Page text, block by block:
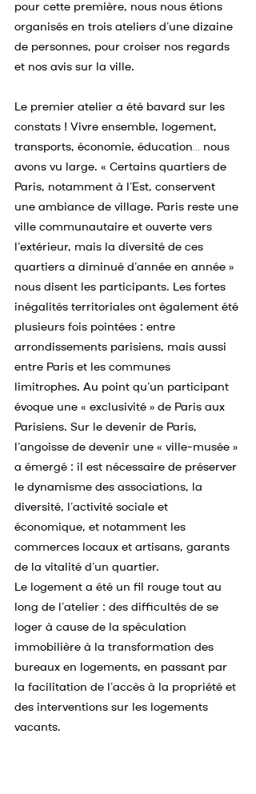
pour cette première, nous nous étions
organisés en trois ateliers d’une dizaine
de personnes, pour croiser nos regards
et nos avis sur la ville.
Le premier atelier a été bavard sur les
constats ! Vivre ensemble, logement,
transports, économie, éducation… nous
avons vu large. « Certains quartiers de
Paris, notamment à l’Est, conservent
une ambiance de village. Paris reste une
ville communautaire et ouverte vers
l’extérieur, mais la diversité de ces
quartiers a diminué d’année en année »
nous disent les participants. Les fortes
inégalités territoriales ont également été
plusieurs fois pointées : entre
arrondissements parisiens, mais aussi
entre Paris et les communes
limitrophes. Au point qu’un participant
évoque une « exclusivité » de Paris aux
Parisiens. Sur le devenir de Paris,
l’angoisse de devenir une « ville-musée »
a émergé : il est nécessaire de préserver
le dynamisme des associations, la
diversité, l’activité sociale et
économique, et notamment les
commerces locaux et artisans, garants
de la vitalité d’un quartier.
Le logement a été un fil rouge tout au
long de l’atelier : des difficultés de se
loger à cause de la spéculation
immobilière à la transformation des
bureaux en logements, en passant par
la facilitation de l’accès à la propriété et
des interventions sur les logements
vacants.